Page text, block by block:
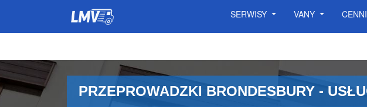
SERWISY VANY
PRZEPROWADZKI BRONDESBURY -